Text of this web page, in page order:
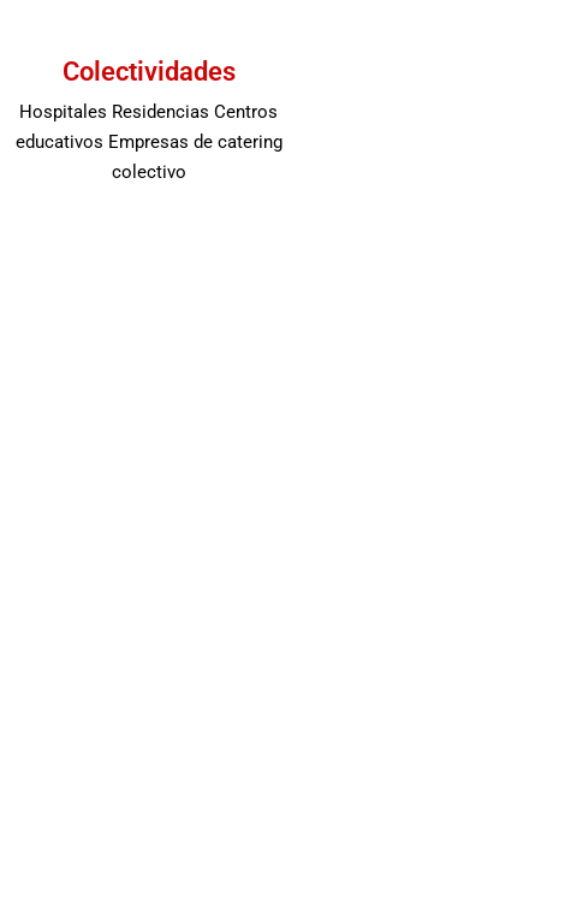
Colectividades
Hospitales Residencias Centros
educativos Empresas de catering
colectivo